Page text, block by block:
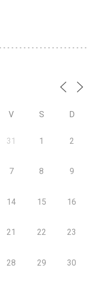
V S D
31 1 2
7 8 9
14 15 16
21 22 23
28 29 30